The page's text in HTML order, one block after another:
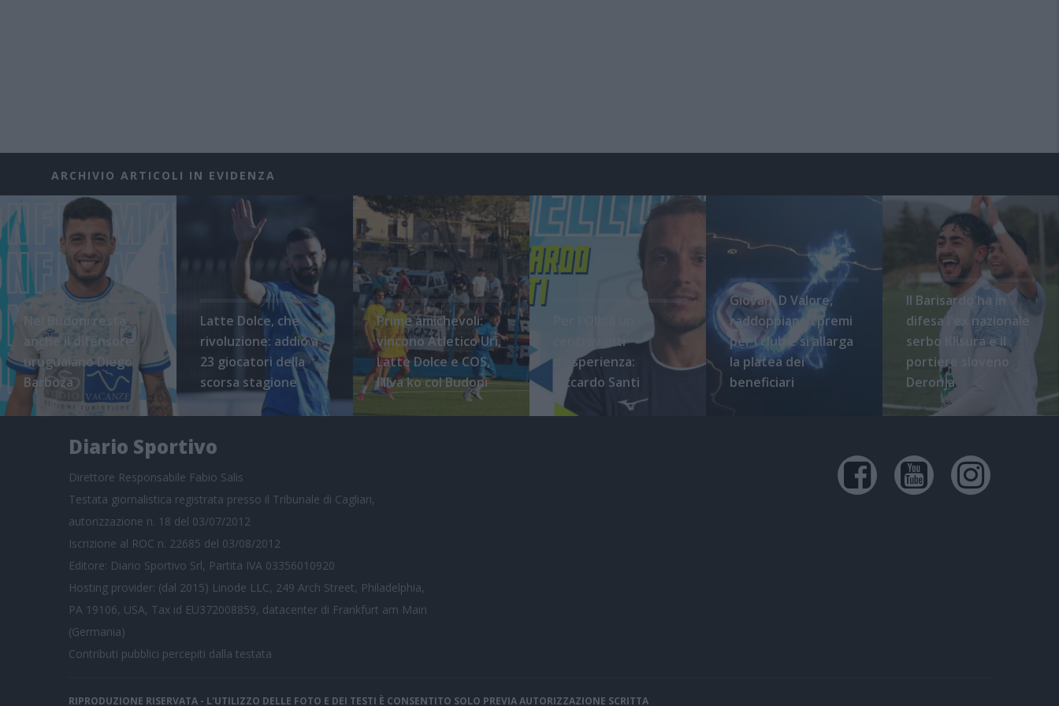
ARCHIVIO ARTICOLI IN EVIDENZA
Nel Budoni resta
anche il difensore
uruguaiano Diego
Barboza
Latte Dolce, che
rivoluzione: addio a
23 giocatori della
scorsa stagione
Prime amichevoli:
vincono Atletico Uri,
Latte Dolce e COS,
l'Ilva ko col Budoni
centravanti
d'esperienza:
Riccardo Santi
Giovani D Valore,
raddoppiano i premi
per i club e si allarga
la platea dei
beneficiari
Il Barisardo ha in
difesa l'ex nazionale
serbo Klisura e il
portiere sloveno
Deronja
Diario Sportivo
Direttore Responsabile Fabio Salis
Testata giornalistica registrata presso il Tribunale di Cagliari,
autorizzazione n. 18 del 03/07/2012
Iscrizione al ROC n. 22685 del 03/08/2012
Editore: Diario Sportivo Srl, Partita IVA 03356010920
Hosting provider: (dal 2015) Linode LLC, 249 Arch Street, Philadelphia,
PA 19106, USA, Tax id EU372008859, datacenter di Frankfurt am Main
(Germania)
Contributi pubblici percepiti dalla testata
RIPRODUZIONE RISERVATA - L'UTILIZZO DELLE FOTO E DEI TESTI È CONSENTITO SOLO PREVIA AUTORIZZAZIONE SCRITTA